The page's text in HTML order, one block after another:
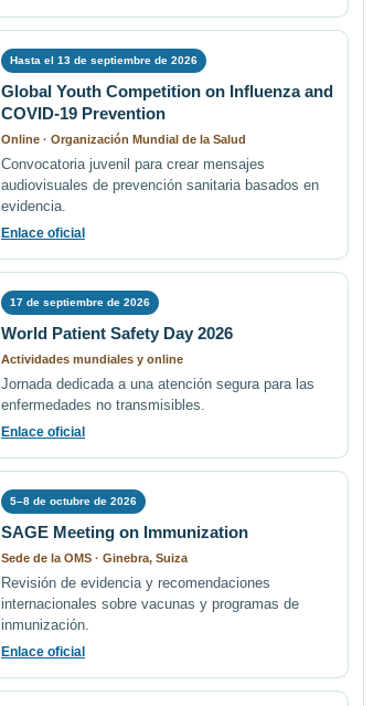
Hasta el 13 de septiembre de 2026
Global Youth Competition on Influenza and
COVID-19 Prevention
Online · Organización Mundial de la Salud
Convocatoria juvenil para crear mensajes
audiovisuales de prevención sanitaria basados en
evidencia.
Enlace oficial
17 de septiembre de 2026
World Patient Safety Day 2026
Actividades mundiales y online
Jornada dedicada a una atención segura para las
enfermedades no transmisibles.
Enlace oficial
5–8 de octubre de 2026
SAGE Meeting on Immunization
Sede de la OMS · Ginebra, Suiza
Revisión de evidencia y recomendaciones
internacionales sobre vacunas y programas de
inmunización.
Enlace oficial